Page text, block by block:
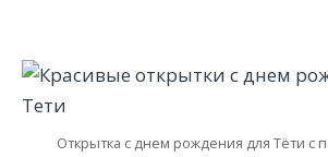
Открытка с днем рождения для Тёти с